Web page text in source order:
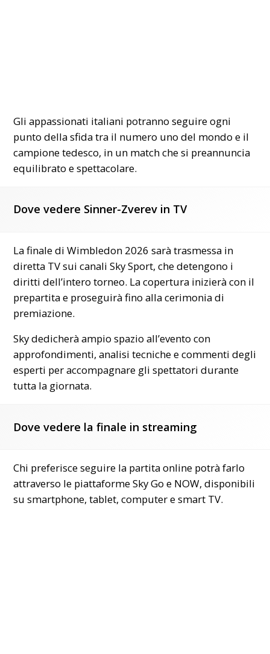
Gli appassionati italiani potrannoseguireogni
punto della sfida tra il numero uno del mondo e il
campione tedesco, in un match che si preannuncia
equilibrato e spettacolare.
Dove vedere Sinner-Zverev in TV
La finale di Wimbledon 2026 sarà trasmessa in
diretta TV sui canali Sky Sport, che detengono i
diritti dell’intero torneo. La copertura inizierà con il
prepartita e proseguirà fino alla cerimonia di
premiazione.
Sky dedicherà ampio spazio all’evento con
approfondimenti, analisi tecniche e commenti degli
esperti per accompagnare gli spettatori durante
tutta la giornata.
Dove vedere la finale in streaming
Chi preferisce seguire la partita online potrà farlo
attraverso le piattaforme Sky Go e NOW, disponibili
su smartphone, tablet, computer e smart TV.